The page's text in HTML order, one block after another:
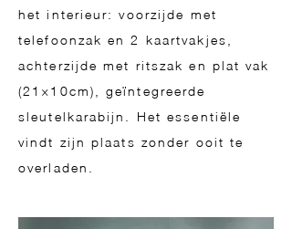
het interieur: voorzijde met
telefoonzak en 2 kaartvakjes,
achterzijde met ritszak en plat vak
(21×10cm), geïntegreerde
sleutelkarabijn. Het essentiële
vindt zijn plaats zonder ooit te
overladen.